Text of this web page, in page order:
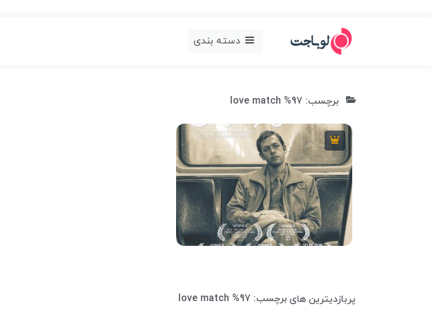
دسته بندی
برچسب: 97% love match
7 9 دقیقه 2013
پربازدیترین های برچسب: 97% love match